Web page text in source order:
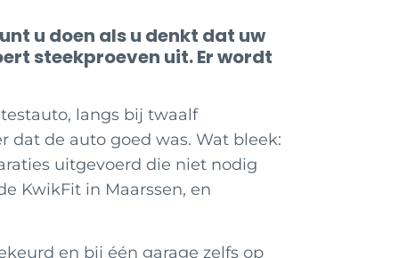
u doen als u denkt dat uw
steekproeven uit. Er wordt
langs bij twaalf
dat de auto goed was. Wat bleek:
uitgevoerd die niet nodig
KwikFit in Maarssen, en
en bij één garage zelfs op